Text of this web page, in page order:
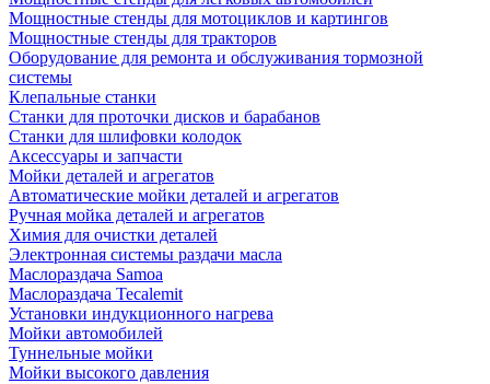
Мощностные стенды для мотоциклов и картингов
Мощностные стенды для тракторов
Оборудование для ремонта и обслуживания тормозной
системы
Клепальные станки
Станки для проточки дисков и барабанов
Станки для шлифовки колодок
Аксессуары и запчасти
Мойки деталей и агрегатов
Автоматические мойки деталей и агрегатов
Ручная мойка деталей и агрегатов
Химия для очистки деталей
Электронная системы раздачи масла
Маслораздача Samoa
Маслораздача Tecalemit
Установки индукционного нагрева
Мойки автомобилей
Туннельные мойки
Мойки высокого давления